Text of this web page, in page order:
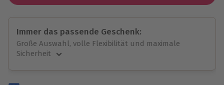
Immer das passende Geschenk:
Große Auswahl, volle Flexibilität und maximale
Sicherheit